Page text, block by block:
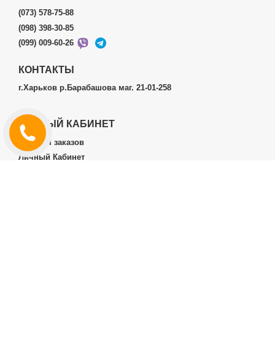
(073) 578-75-88
(098) 398-30-85
(099) 009-60-26
КОНТАКТЫ
г.Харьков р.Барабашова маг. 21-01-258
ЛИЧНЫЙ КАБИНЕТ
История заказов
Личный Кабинет